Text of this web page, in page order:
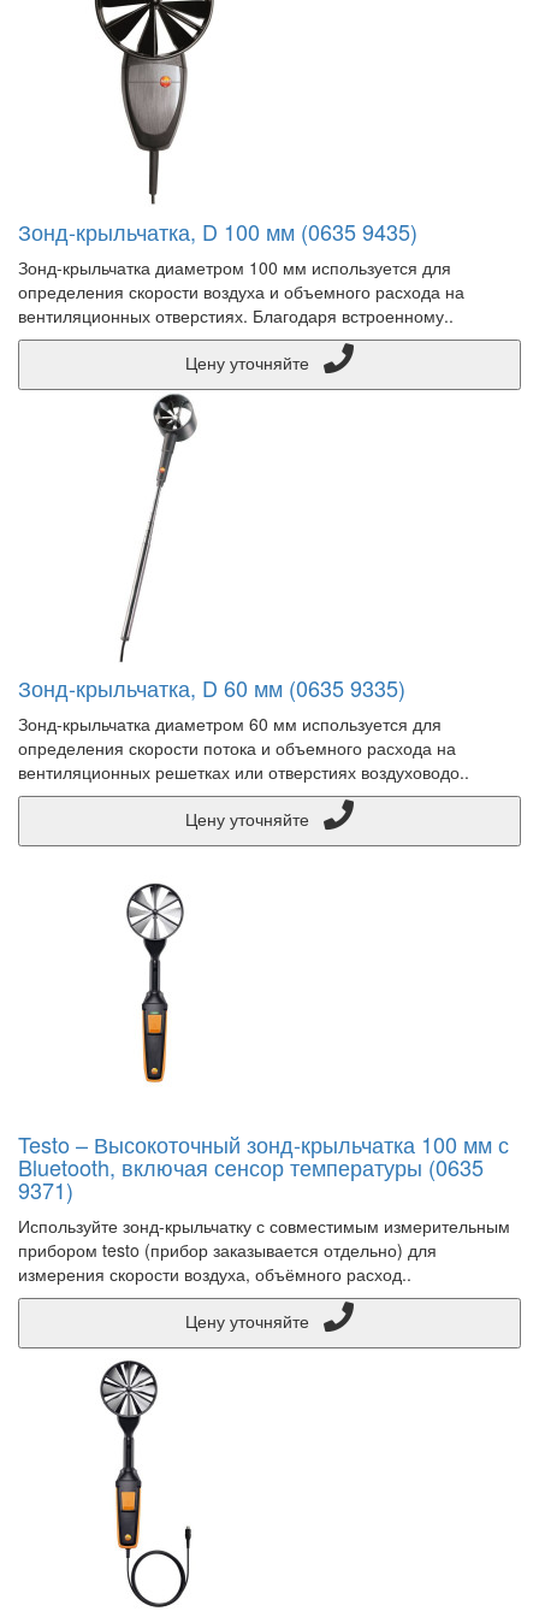
Зонд-крыльчатка, D 100 мм (0635 9435)
Зонд-крыльчатка диаметром 100 мм используется для
определения скорости воздуха и объемного расхода на
вентиляционных отверстиях. Благодаря встроенному..
Зонд-крыльчатка, D 60 мм (0635 9335)
Зонд-крыльчатка диаметром 60 мм используется для
определения скорости потока и объемного расхода на
вентиляционных решетках или отверстиях воздуховодо..
Testo – Высокоточный зонд-крыльчатка 100 мм с
Bluetooth, включая сенсор температуры (0635
9371)
Используйте зонд-крыльчатку с совместимым измерительным
прибором testo (прибор заказывается отдельно) для
измерения скорости воздуха, объёмного расход..